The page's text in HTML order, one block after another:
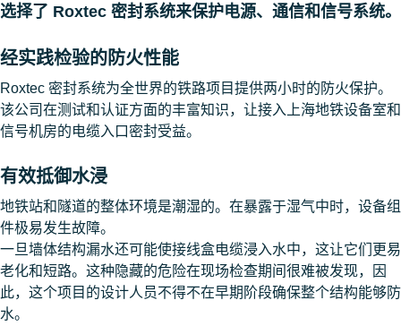
选择了 Roxtec 密封系统来保护电源、通信和信号系统。
经实践检验的防火性能
Roxtec 密封系统为全世界的铁路项目提供两小时的防火保护。
该公司在测试和认证方面的丰富知识，让接入上海地铁设备室和
信号机房的电缆入口密封受益。
有效抵御水浸
地铁站和隧道的整体环境是潮湿的。在暴露于湿气中时，设备组
件极易发生故障。
一旦墙体结构漏水还可能使接线盒电缆浸入水中，这让它们更易
老化和短路。这种隐藏的危险在现场检查期间很难被发现，因
此，这个项目的设计人员不得不在早期阶段确保整个结构能够防
水。